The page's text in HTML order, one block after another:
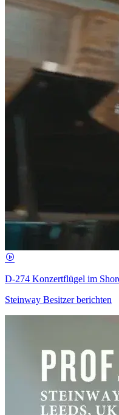
D-274 Konzertflügel im
Steinway Besitzer berichten